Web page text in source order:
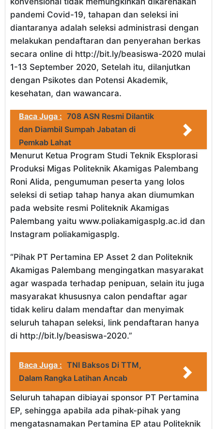
pandemi Covid-19, tahapan dan seleksi ini
diantaranya adalah seleksi administrasi dengan
melakukan pendaftaran dan penyerahan berkas
secara online di http://bit.ly/beasiswa-2020 mulai
1-13 September 2020, Setelah itu, dilanjutkan
dengan Psikotes dan Potensi Akademik,
kesehatan, dan wawancara.
Baca Juga : 708 ASN Resmi Dilantik
dan Diambil Sumpah Jabatan di
Pemkab Lahat
Menurut Ketua Program Studi Teknik Eksplorasi
Produksi Migas Politeknik Akamigas Palembang
Roni Alida, pengumuman peserta yang lolos
seleksi di setiap tahap hanya akan diumumkan
pada website resmi Politeknik Akamigas
Palembang yaitu www.poliakamigasplg.ac.id dan
Instagram poliakamigasplg.
“Pihak PT Pertamina EP Asset 2 dan Politeknik
Akamigas Palembang mengingatkan masyarakat
agar waspada terhadap penipuan, selain itu juga
masyarakat khususnya calon pendaftar agar
tidak keliru dalam mendaftar dan menyimak
seluruh tahapan seleksi, link pendaftaran hanya
di http://bit.ly/beasiswa-2020.”
Baca Juga : TNI Baksos Di TTM,
Dalam Rangka Latihan Ancab
Seluruh tahapan dibiayai sponsor PT Pertamina
EP, sehingga apabila ada pihak-pihak yang
mengatasnamakan Pertamina EP atau Politeknik